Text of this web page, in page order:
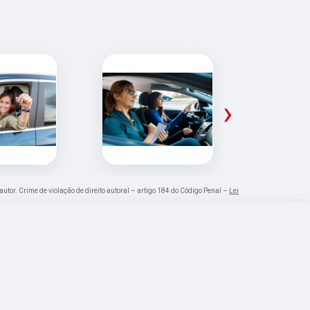
›
Crime de violação de direito autoral – artigo 184 do Código Penal –
Lei